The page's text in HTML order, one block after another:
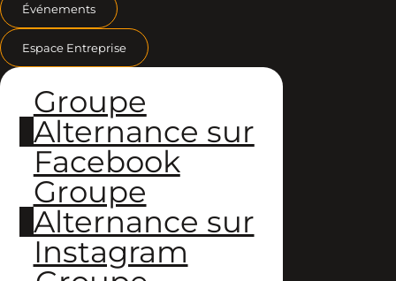
Événements
Espace Entreprise
Groupe
Alternance sur
Facebook
Groupe
Alternance sur
Instagram